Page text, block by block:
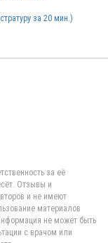
за 20 мин.)
за её
Отзывы и
и не имеют
материалов
не может быть
с врачом или